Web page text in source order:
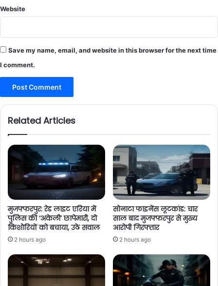
Website
Save my name, email, and website in this browser for the next time
I comment.
Related Articles
मुजफ्फरपुर: रेड लाइट एरिया में
पुलिस की ‘अकेली’ छापेमारी, दो
किशोरियों को बचाया, उठे सवाल
2 hours ago
सोनाटा फाइनेंस लूटकांड: चार
साल बाद मुजफ्फरपुर से मुख्य
आरोपी गिरफ्तार
2 hours ago